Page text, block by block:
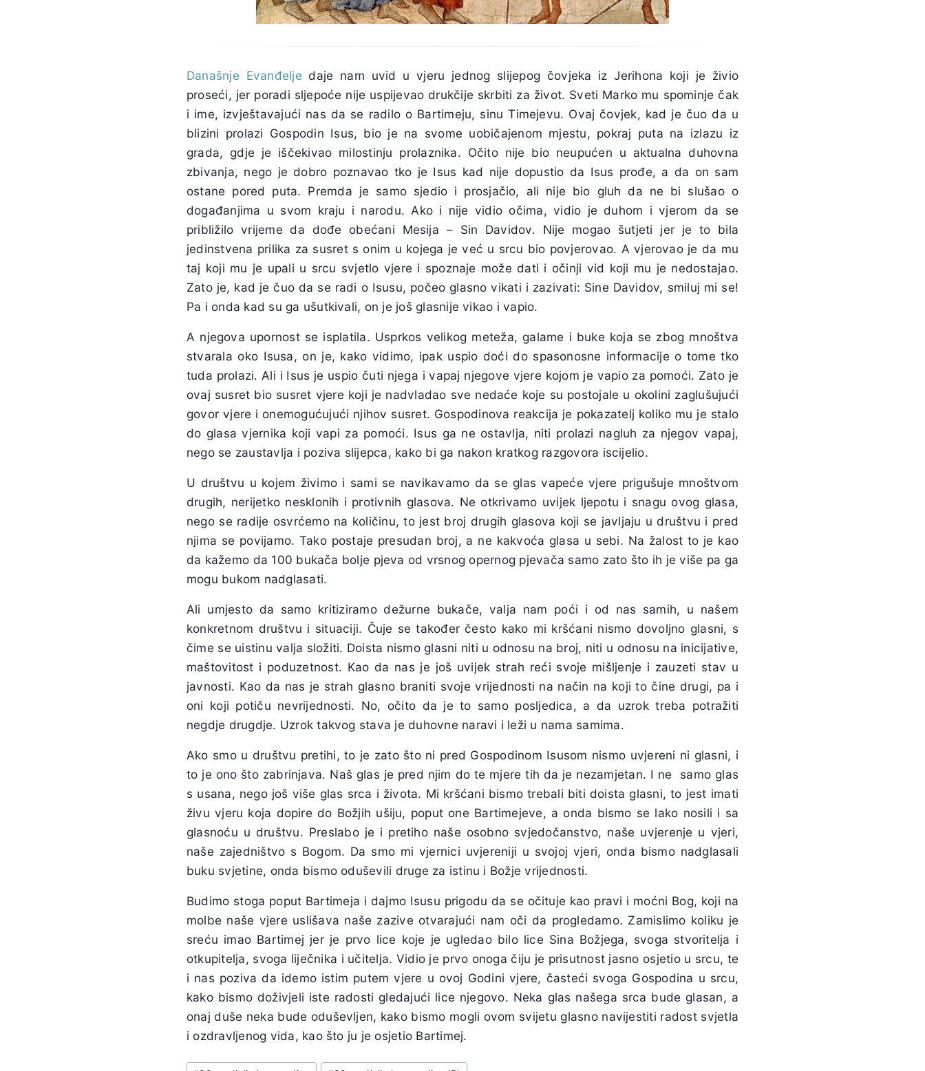
Današnje Evanđelje daje nam uvid u vjeru jednog slijepog čovjeka iz Jerihona koji je živio
proseći, jer poradi sljepoće nije uspijevao drukčije skrbiti za život. Sveti Marko mu spominje čak
i ime, izvještavajući nas da se radilo o Bartimeju, sinu Timejevu. Ovaj čovjek, kad je čuo da u
blizini prolazi Gospodin Isus, bio je na svome uobičajenom mjestu, pokraj puta na izlazu iz
grada, gdje je iščekivao milostinju prolaznika. Očito nije bio neupućen u aktualna duhovna
zbivanja, nego je dobro poznavao tko je Isus kad nije dopustio da Isus prođe, a da on sam
ostane pored puta. Premda je samo sjedio i prosjačio, ali nije bio gluh da ne bi slušao o
događanjima u svom kraju i narodu. Ako i nije vidio očima, vidio je duhom i vjerom da se
približilo vrijeme da dođe obećani Mesija – Sin Davidov. Nije mogao šutjeti jer je to bila
jedinstvena prilika za susret s onim u kojega je već u srcu bio povjerovao. A vjerovao je da mu
taj koji mu je upali u srcu svjetlo vjere i spoznaje može dati i očinji vid koji mu je nedostajao.
Zato je, kad je čuo da se radi o Isusu, počeo glasno vikati i zazivati: Sine Davidov, smiluj mi se!
Pa i onda kad su ga ušutkivali, on je još glasnije vikao i vapio.
A njegova upornost se isplatila. Usprkos velikog meteža, galame i buke koja se zbog mnoštva
stvarala oko Isusa, on je, kako vidimo, ipak uspio doći do spasonosne informacije o tome tko
tuda prolazi. Ali i Isus je uspio čuti njega i vapaj njegove vjere kojom je vapio za pomoći. Zato je
ovaj susret bio susret vjere koji je nadvladao sve nedaće koje su postojale u okolini zaglušujući
govor vjere i onemogućujući njihov susret. Gospodinova reakcija je pokazatelj koliko mu je stalo
do glasa vjernika koji vapi za pomoći. Isus ga ne ostavlja, niti prolazi nagluh za njegov vapaj,
nego se zaustavlja i poziva slijepca, kako bi ga nakon kratkog razgovora iscijelio.
U društvu u kojem živimo i sami se navikavamo da se glas vapeće vjere prigušuje mnoštvom
drugih, nerijetko nesklonih i protivnih glasova. Ne otkrivamo uvijek ljepotu i snagu ovog glasa,
nego se radije osvrćemo na količinu, to jest broj drugih glasova koji se javljaju u društvu i pred
njima se povijamo. Tako postaje presudan broj, a ne kakvoća glasa u sebi. Na žalost to je kao
da kažemo da 100 bukača bolje pjeva od vrsnog opernog pjevača samo zato što ih je više pa ga
mogu bukom nadglasati.
Ali umjesto da samo kritiziramo dežurne bukače, valja nam poći i od nas samih, u našem
konkretnom društvu i situaciji. Čuje se također često kako mi kršćani nismo dovoljno glasni, s
čime se uistinu valja složiti. Doista nismo glasni niti u odnosu na broj, niti u odnosu na inicijative,
maštovitost i poduzetnost. Kao da nas je još uvijek strah reći svoje mišljenje i zauzeti stav u
javnosti. Kao da nas je strah glasno braniti svoje vrijednosti na način na koji to čine drugi, pa i
oni koji potiču nevrijednosti. No, očito da je to samo posljedica, a da uzrok treba potražiti
negdje drugdje. Uzrok takvog stava je duhovne naravi i leži u nama samima.
Ako smo u društvu pretihi, to je zato što ni pred Gospodinom Isusom nismo uvjereni ni glasni, i
to je ono što zabrinjava. Naš glas je pred njim do te mjere tih da je nezamjetan. I ne samo glas
s usana, nego još više glas srca i života. Mi kršćani bismo trebali biti doista glasni, to jest imati
živu vjeru koja dopire do Božjih ušiju, poput one Bartimejeve, a onda bismo se lako nosili i sa
glasnoću u društvu. Preslabo je i pretiho naše osobno svjedočanstvo, naše uvjerenje u vjeri,
naše zajedništvo s Bogom. Da smo mi vjernici uvjereniji u svojoj vjeri, onda bismo nadglasali
buku svjetine, onda bismo oduševili druge za istinu i Božje vrijednosti.
Budimo stoga poput Bartimeja i dajmo Isusu prigodu da se očituje kao pravi i moćni Bog, koji na
molbe naše vjere uslišava naše zazive otvarajući nam oči da progledamo. Zamislimo koliku je
sreću imao Bartimej jer je prvo lice koje je ugledao bilo lice Sina Božjega, svoga stvoritelja i
otkupitelja, svoga liječnika i učitelja. Vidio je prvo onoga čiju je prisutnost jasno osjetio u srcu, te
i nas poziva da idemo istim putem vjere u ovoj Godini vjere, časteći svoga Gospodina u srcu,
kako bismo doživjeli iste radosti gledajući lice njegovo. Neka glas našega srca bude glasan, a
onaj duše neka bude oduševljen, kako bismo mogli ovom svijetu glasno navijestiti radost svjetla
i ozdravljenog vida, kao što ju je osjetio Bartimej.
Post